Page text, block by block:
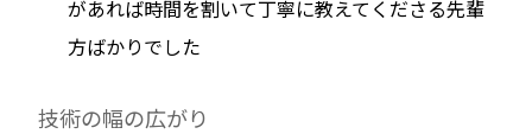
があれば時間を割いて丁寧に教えてくださる先輩
方ばかりでした
技術の幅の広がり